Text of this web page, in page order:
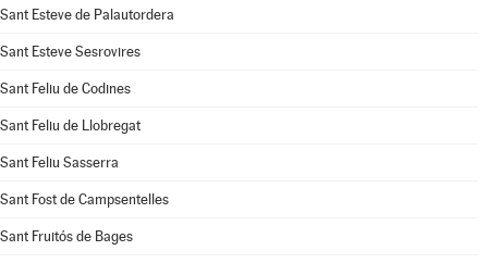
Sant Esteve de Palautordera
Sant Esteve Sesrovires
Sant Feliu de Codines
Sant Feliu de Llobregat
Sant Feliu Sasserra
Sant Fost de Campsentelles
Sant Fruitós de Bages